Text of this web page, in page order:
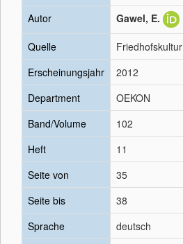
Autor
Gawel, E.
Quelle
Friedhofskultur
Erscheinungsjahr
2012
Department
OEKON
Band/Volume
102
Heft
11
Seite von
35
Seite bis
38
Sprache
deutsch